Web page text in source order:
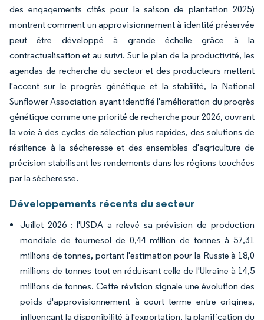
des engagements cités pour la saison de plantation 2025)
montrent comment un approvisionnement à identité préservée
peut être développé à grande échelle grâce à la
contractualisation et au suivi. Sur le plan de la productivité, les
agendas de recherche du secteur et des producteurs mettent
l'accent sur le progrès génétique et la stabilité, la National
Sunflower Association ayant identifié l'amélioration du progrès
génétique comme une priorité de recherche pour 2026, ouvrant
la voie à des cycles de sélection plus rapides, des solutions de
résilience à la sécheresse et des ensembles d'agriculture de
précision stabilisant les rendements dans les régions touchées
par la sécheresse.
Développements récents du secteur
Juillet 2026 : l'USDA a relevé sa prévision de production
mondiale de tournesol de 0,44 million de tonnes à 57,31
millions de tonnes, portant l'estimation pour la Russie à 18,0
millions de tonnes tout en réduisant celle de l'Ukraine à 14,5
millions de tonnes. Cette révision signale une évolution des
poids d'approvisionnement à court terme entre origines,
influençant la disponibilité à l'exportation, la planification du